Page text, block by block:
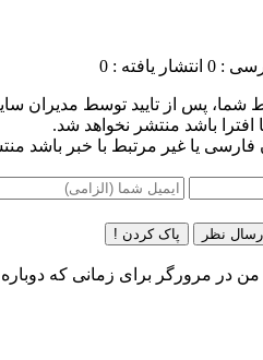
: 0 انتشار یافته : 0
پس از تایید توسط مدیران
باشد منتشر نخواهد شد.
فارسی یا غیر مرتبط با خبر باشد
ارسال نظر پاک کردن !
من در مرورگر برای زمانی که